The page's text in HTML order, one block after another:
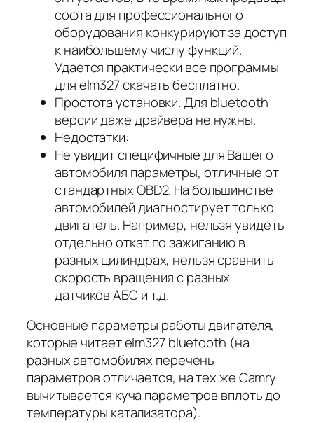
софта для профессионального
оборудования конкурируют за доступ
к наибольшему числу функций.
Удается практически все программы
для elm327 скачать бесплатно.
Простота установки. Для bluetooth
версии даже драйвера не нужны.
Недостатки:
Не увидит специфичные для Вашего
автомобиля параметры, отличные от
стандартных OBD2. На большинстве
автомобилей диагностирует только
двигатель. Например, нельзя увидеть
отдельно откат по зажиганию в
разных цилиндрах, нельзя сравнить
скорость вращения с разных
датчиков АБС и т.д.
Основные параметры работы двигателя,
которые читает elm327 bluetooth (на
разных автомобилях перечень
параметров отличается, на тех же Camry
вычитывается куча параметров вплоть до
температуры катализатора).